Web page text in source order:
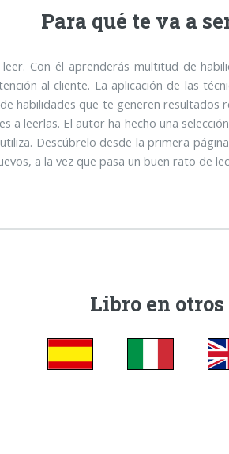
Para qué te va a
Con él aprenderás multitud de
al cliente. La aplicación de las
habilidades que te generen
a leerlas. El autor ha hecho una
Descúbrelo desde la primera
a la vez que pasa un buen rato de
Libro en